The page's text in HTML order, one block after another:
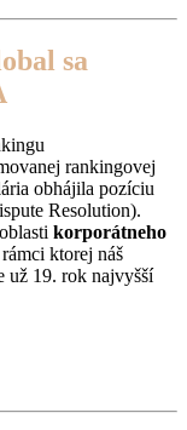
sa
rankingovej
obhájila pozíciu
Resolution).
korporátneho
ktorej náš
už 19. rok najvyšší